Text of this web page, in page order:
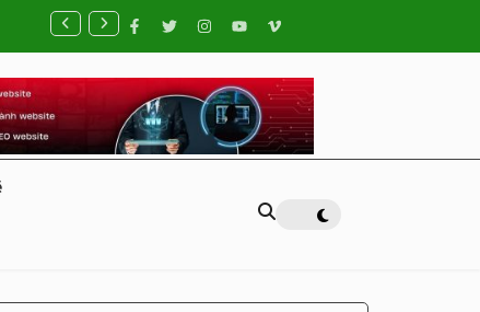
Việt Nam – Giải Pháp Thiết Bị Nhà Bếp Hiện Đại Cho Gia